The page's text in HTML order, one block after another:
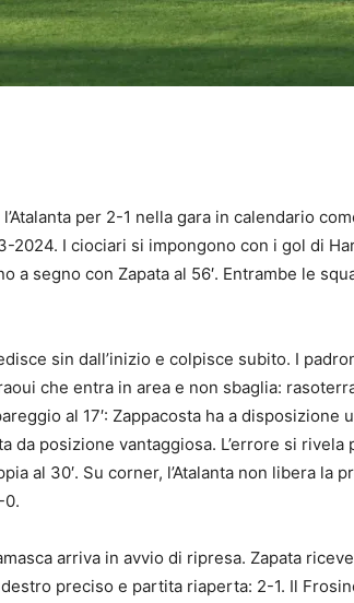
per 2-1 nella gara in calendario
2024. I ciociari si impongono con i gol di
a segno con Zapata al 56′. Entrambe le
sin dall’inizio e colpisce subito. I
che entra in area e non sbaglia:
al 17′: Zappacosta ha a disposizione
da posizione vantaggiosa. L’errore si
al 30′. Su corner, l’Atalanta non libera la
0.
arriva in avvio di ripresa. Zapata
preciso e partita riaperta: 2-1. Il